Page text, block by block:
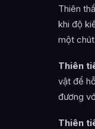
Thiên
khi độ
một
Thiên
vật để
đương
Thiên